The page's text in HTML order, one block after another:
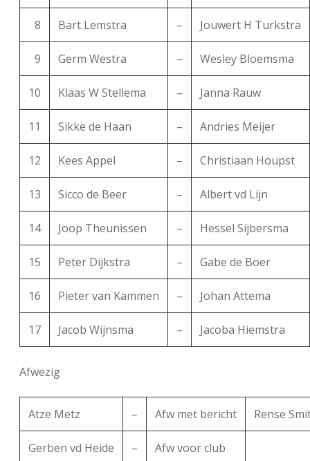
8 Bart Lemstra – Jouwert H Turkstra
9 Germ Westra – Wesley Bloemsma
10 Klaas W Stellema – Janna Rauw
11 Sikke de Haan – Andries Meijer
12 Kees Appel – Christiaan Houpst
13 Sicco de Beer – Albert vd Lijn
14 Joop Theunissen – Hessel Sijbersma
15 Peter Dijkstra – Gabe de Boer
16 Pieter van Kammen – Johan Attema
17 Jacob Wijnsma – Jacoba Hiemstra
Afwezig
Atze Metz – Afw met bericht Rense
Gerben vd Heide – Afw voor club